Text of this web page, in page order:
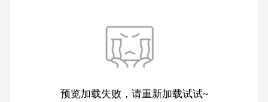
预览加载失败，请重新加载试试~